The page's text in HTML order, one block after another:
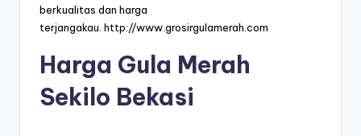
berkualitas dan harga
terjangakau. http://www.grosirgulamerah.com
Harga Gula Merah
Sekilo Bekasi